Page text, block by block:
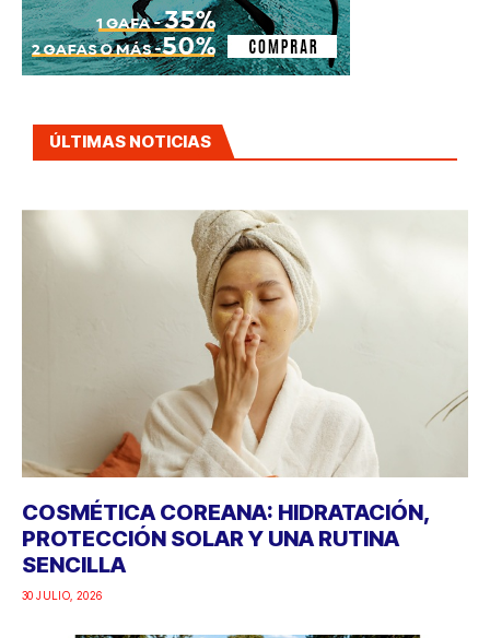
ÚLTIMAS NOTICIAS
COSMÉTICA COREANA: HIDRATACIÓN,
PROTECCIÓN SOLAR Y UNA RUTINA
SENCILLA
30 JULIO, 2026